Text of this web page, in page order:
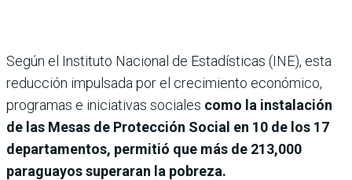
Según el Instituto Nacional de Estadísticas (INE), esta
reducción impulsada por el crecimiento económico,
programas e iniciativas sociales como la instalación
de las Mesas de Protección Social en 10 de los 17
departamentos, permitió que más de 213,000
paraguayos superaran la pobreza.